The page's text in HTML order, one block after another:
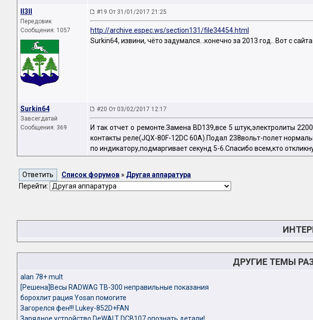
II3II
Передовик
Сообщения: 1057
#19 От 31/01/2017 21:25
http://archive.espec.ws/section131/file34454.html
Surkin64, извини, чёто задумался...конечно за 2013 год.. Вот с
Surkin64
Завсегдатай
Сообщения: 369
#20 От 03/02/2017 12:17
И так отчет о ремонте.Замена BD139,все 5 штук,электролиты
контакты реле(JQX-80F-12DC 60A).Подал 238вольт-полет
по индикатору,подмаргивает секунд 5-6.Спасибо всем,кто
Список форумов » Другая аппаратура
Перейти:
ДРУГИЕ ТЕМЫ
alan 78+ mult
[Решена]Весы RADWAG TB-300 неправильные показания
борохлит рация Yosan помогите
Загорелся фен!!! Lukey-852D+FAN